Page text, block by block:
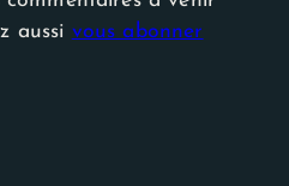
aussi vous abonner